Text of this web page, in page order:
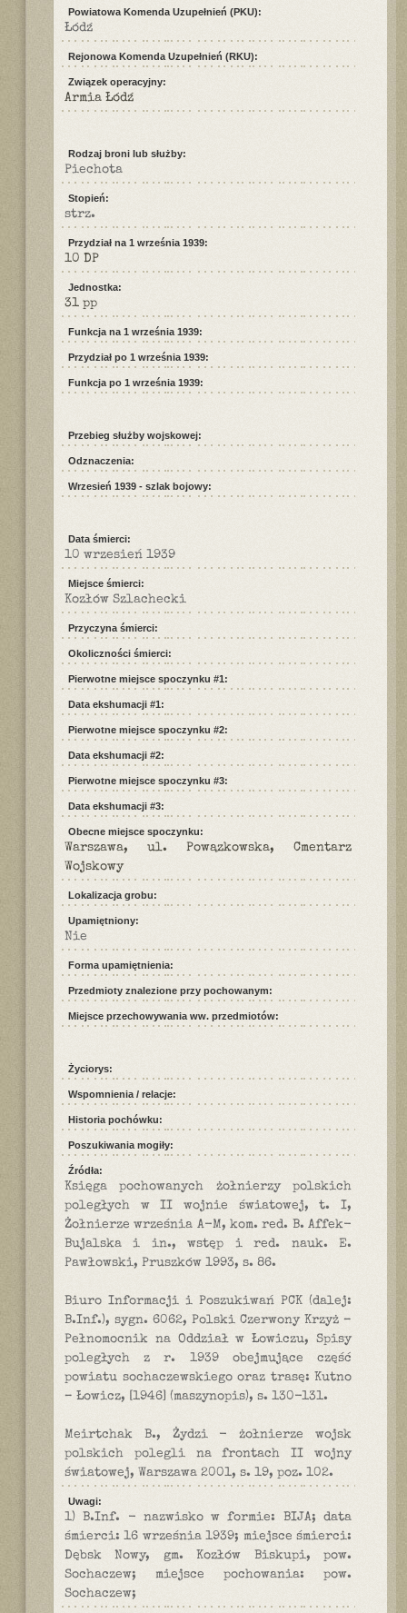
Powiatowa Komenda Uzupełnień (PKU):
Łódź
Rejonowa Komenda Uzupełnień (RKU):
Związek operacyjny:
Armia Łódź
Rodzaj broni lub służby:
Piechota
Stopień:
strz.
Przydział na 1 września 1939:
10 DP
Jednostka:
31 pp
Funkcja na 1 września 1939:
Przydział po 1 września 1939:
Funkcja po 1 września 1939:
Przebieg służby wojskowej:
Odznaczenia:
Wrzesień 1939 - szlak bojowy:
Data śmierci:
10 wrzesień 1939
Miejsce śmierci:
Kozłów Szlachecki
Przyczyna śmierci:
Okoliczności śmierci:
Pierwotne miejsce spoczynku #1:
Data ekshumacji #1:
Pierwotne miejsce spoczynku #2:
Data ekshumacji #2:
Pierwotne miejsce spoczynku #3:
Data ekshumacji #3:
Obecne miejsce spoczynku:
Warszawa, ul. Powązkowska, Cmentarz
Wojskowy
Lokalizacja grobu:
Upamiętniony:
Nie
Forma upamiętnienia:
Przedmioty znalezione przy pochowanym:
Miejsce przechowywania ww. przedmiotów:
Życiorys:
Wspomnienia / relacje:
Historia pochówku:
Poszukiwania mogiły:
Źródła:
Księga pochowanych żołnierzy polskich
poległych w II wojnie światowej, t. I,
Żołnierze września A-M, kom. red. B. Affek-
Bujalska i in., wstęp i red. nauk. E.
Pawłowski, Pruszków 1993, s. 86.
Biuro Informacji i Poszukiwań PCK (dalej:
B.Inf.), sygn. 6062, Polski Czerwony Krzyż –
Pełnomocnik na Oddział w Łowiczu, Spisy
poległych z r. 1939 obejmujące część
powiatu sochaczewskiego oraz trasę: Kutno
– Łowicz, [1946] (maszynopis), s. 130-131.
Meirtchak B., Żydzi - żołnierze wojsk
polskich polegli na frontach II wojny
światowej, Warszawa 2001, s. 19, poz. 102.
Uwagi:
1) B.Inf. - nazwisko w formie: BIJA; data
śmierci: 16 września 1939; miejsce śmierci:
Dębsk Nowy, gm. Kozłów Biskupi, pow.
Sochaczew; miejsce pochowania: pow.
Sochaczew;